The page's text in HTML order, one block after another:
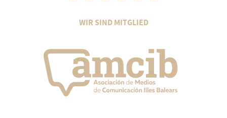
WIR SIND MITGLIED